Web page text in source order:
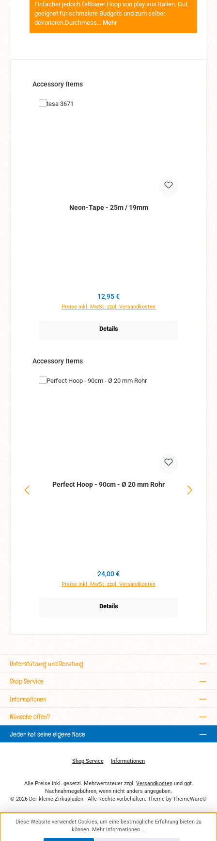
Einfacher jedoch faltbarer Hoop von play aus Italien. Gut
geeignet für schmalere Budgets und zum selber
dekorieren.Durchmess… Mehr
Produktgalerie überspringen
Accessory Items
Neon-Tape - 25m / 19mm
Regulärer Preis:
12,95 €
Preise inkl. MwSt. zzgl. Versandkosten
Details
Produktgalerie überspringen
Accessory Items
Perfect Hoop - 90cm - Ø 20 mm Rohr
Regulärer Preis:
24,00 €
Preise inkl. MwSt. zzgl. Versandkosten
Details
Unterstützung und Beratung
Shop Service
Informationen
Wünsche offen?
Jeder hat seine eigene Nase
Shop Service Informationen
Alle Preise inkl. gesetzl. Mehrwertsteuer zzgl. Versandkostenund ggf.
Nachnahmegebühren, wenn nicht anders angegeben.
© 2026 Der kleine Zirkusladen - Alle Rechte vorbehalten. Theme by ThemeWare®
Diese Website verwendet Cookies, um eine bestmögliche Erfahrung bieten zu
können. Mehr Informationen ...